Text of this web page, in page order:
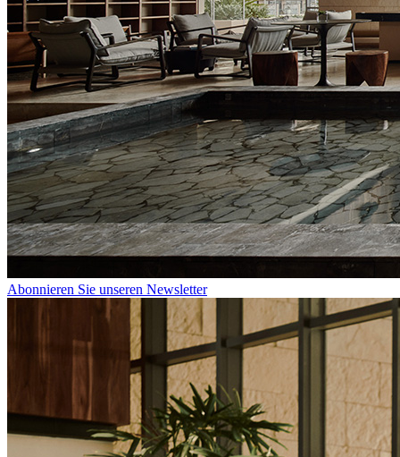
Abonnieren Sie unseren Newsletter